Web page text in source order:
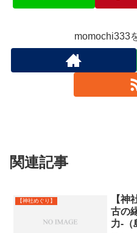
momochi333
関連記事
【神社めぐり】
【神
古の
力-（